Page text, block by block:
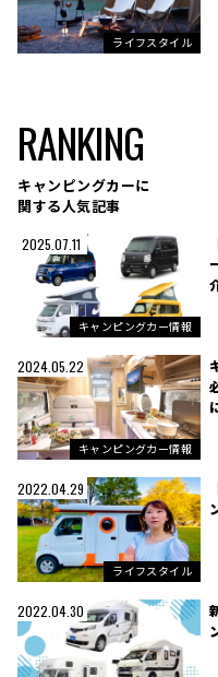
ライフスタイル
RANKING
キャンピングカーに
関する人気記事
2025.07.11
キャンピングカー情報
2024.05.22
キャンピングカー情報
2022.04.29
ライフスタイル
2022.04.30